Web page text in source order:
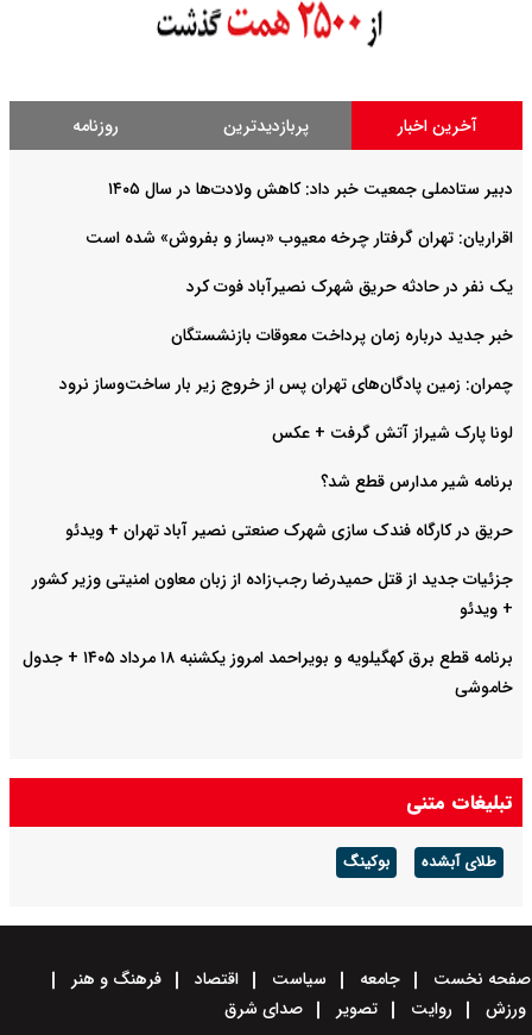
آخرین اخبار پربازدیدترین روزنامه
دبیر ستادملی جمعیت خبر داد: کاهش ولادت‌ها در سال ۱۴۰۵
اقراریان: تهران گرفتار چرخه معیوب «بساز و بفروش» شده است
یک نفر در حادثه حریق شهرک نصیرآباد فوت کرد
خبر جدید درباره زمان پرداخت معوقات بازنشستگان
چمران: زمین پادگان‌های تهران پس از خروج زیر بار ساخت‌وساز نرود
لونا پارک شیراز آتش گرفت + عکس
برنامه شیر مدارس قطع شد؟
حریق در کارگاه فندک سازی شهرک صنعتی نصیر آباد تهران + ویدئو
جزئیات جدید از قتل حمیدرضا رجب‌زاده از زبان معاون امنیتی وزیر کشور
+ ویدئو
برنامه قطع برق کهگیلویه و بویراحمد امروز یکشنبه ۱۸ مرداد ۱۴۰۵ + جدول
خاموشی
تبلیغات متنی
طلای آبشده بوکینگ
صفحه نخست جامعه سیاست اقتصاد
فرهنگ و هنر
ورزش
روایت تصویر صدای شرق